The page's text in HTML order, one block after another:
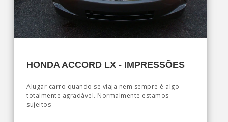
HONDA ACCORD LX - IMPRESSÕES
Alugar carro quando se viaja nem sempre é algo
totalmente agradável. Normalmente estamos
sujeitos